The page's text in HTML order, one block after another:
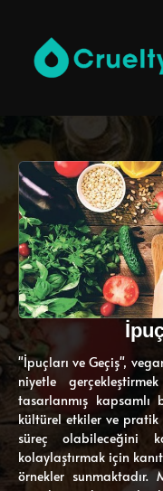
"İpuçları ve Geçiş",
niyetle
tasarlanmış kapsamlı
kültürel etkiler ve pratik
süreç olabileceğini
kolaylaştırmak için
örnekler sunmaktadır.